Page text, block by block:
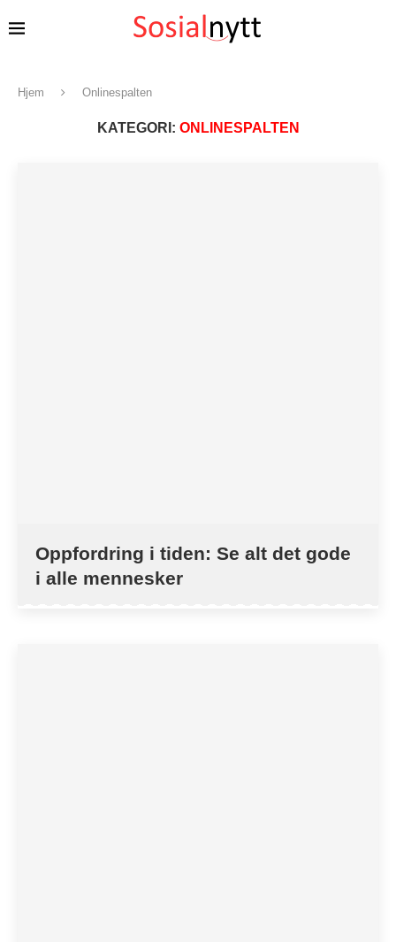
Hjem Onlinespalten
KATEGORI: ONLINESPALTEN
Oppfordring i tiden: Se alt det gode
i alle mennesker